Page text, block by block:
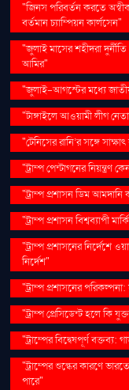
"জিনস পরিবর্তন করতে
বর্তমান চ্যাম্পিয়ন কার্লসেন"
"জুলাই মাসের শহীদরা
আমির"
"জুলাই-আগস্টের মধ্যে
"টাঙ্গাইলে আওয়ামী লীগ
"টেনিসের রানি’র সঙ্গে
"ট্রাম্প পেন্টাগনের নিয়ন্ত্রণ
"ট্রাম্প প্রশাসন ডিম আমদানি
"ট্রাম্প প্রশাসন বিশ্বব্যাপী
"ট্রাম্প প্রশাসনের নির্দেশে
নির্দেশ"
"ট্রাম্প প্রশাসনের পরিকল্পনা:
"ট্রাম্প প্রেসিডেন্ট হলে কি
"ট্রাম্পের বিদ্বেষপূর্ণ বক্তব্য:
"ট্রাম্পের শুল্কের কারণে
পারে"